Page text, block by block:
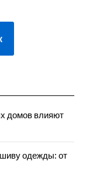
домов влияют
одежды: от